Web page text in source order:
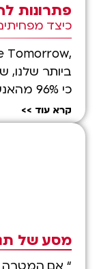
פתרונות
כיצד
ברכיבים
כי
ומהעלייה
הביתיות
קרא עוד
מסע של
“ אם המטרה